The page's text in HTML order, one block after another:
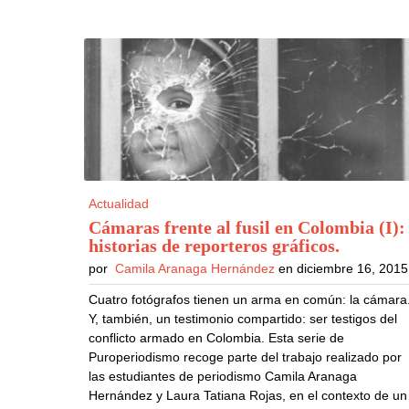
Actualidad
Cámaras frente al fusil en Colombia (I):
historias de reporteros gráficos.
porCamila Aranaga Hernández en diciembre 16, 2015
Cuatro fotógrafos tienen un arma en común: la
Y, también, un testimonio compartido: ser testigos del
conflicto armado en Colombia. Esta serie de
Puroperiodismo recoge parte del trabajo realizado por
las estudiantes de periodismo Camila Aranaga
Hernández y Laura Tatiana Rojas, en el contexto de un